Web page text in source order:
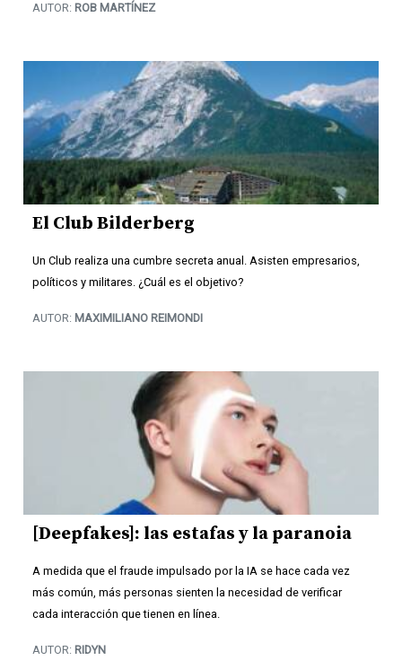
AUTOR: ROB MARTÍNEZ
El Club Bilderberg
Un Club realiza una cumbre secreta anual. Asisten empresarios,
políticos y militares. ¿Cuál es el objetivo?
AUTOR: MAXIMILIANO REIMONDI
[Deepfakes]: las estafas y la paranoia
A medida que el fraude impulsado por la IA se hace cada vez
más común, más personas sienten la necesidad de verificar
cada interacción que tienen en línea.
AUTOR: RIDYN